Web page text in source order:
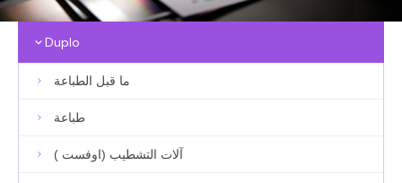
Duplo
ما قبل الطباعة
طباعة
آلات التشطيب (اوفست )